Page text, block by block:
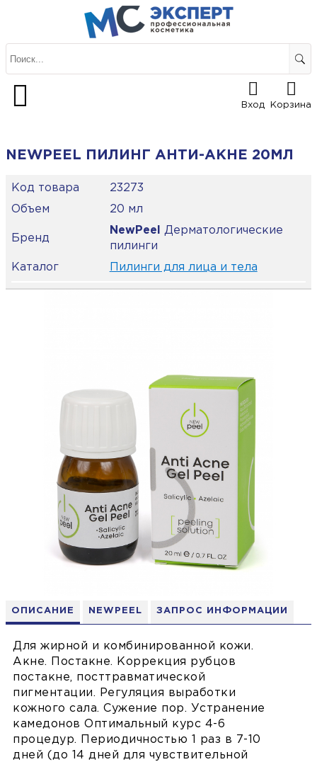
Вход Корзина
ОПИСАНИЕ NEWPEEL ЗАПРОС ИНФОРМАЦИИ
Для жирной и комбинированной кожи.
Акне. Постакне. Коррекция рубцов
постакне, посттравматической
пигментации. Регуляция выработки
кожного сала. Сужение пор. Устранение
камедонов Оптимальный курс 4-6
процедур. Периодичностью 1 раз в 7-10
дней (до 14 дней для чувствительной
NEWPEEL ПИЛИНГ АНТИ-АКНЕ 20МЛ
Код товара
23273
Объем
20 мл
Бренд
NewPeel
Дерматологические
пилинги
Каталог
Пилинги для лица и тела